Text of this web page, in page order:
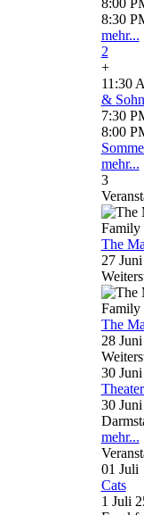
8:00
8:30
mehr...
2
+
11:30
&
7:30
8:00
mehr...
3
The
27
The
28
30 Juni
30
mehr...
01 Juli
Cats
1 Juli